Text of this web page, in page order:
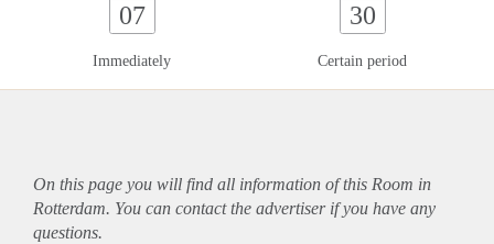
07
Immediately
30
Certain period
On this page you will find all information of this Room in
Rotterdam. You can contact the advertiser if you have any
questions.